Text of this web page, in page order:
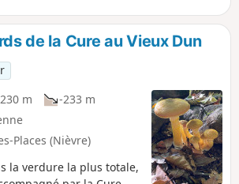
de la Cure au Vieux Dun
m
-233 m
Places (Nièvre)
la verdure la plus totale,